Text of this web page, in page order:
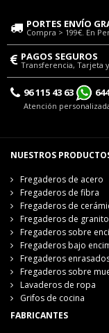
PORTES ENVÍO
Compra > 199€. En
PAGOS SEGUROS
Transferencia, Tarjeta
96 115 43 63
Atención
NUESTROS
Fregaderos de acero
Fregaderos de fibra
Fregaderos de
Fregaderos de granito
Fregaderos sobre
Fregaderos bajo
Fregaderos
Fregaderos sobre
Lavaderos de ropa
Grifos de cocina
FABRICANTES